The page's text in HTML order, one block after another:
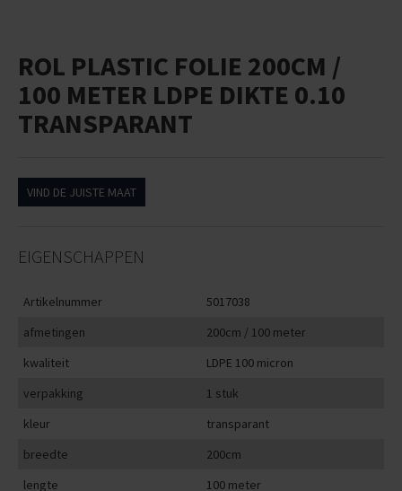
ROL PLASTIC FOLIE 200CM /
100 METER LDPE DIKTE 0.10
TRANSPARANT
VIND DE JUISTE MAAT
EIGENSCHAPPEN
Artikelnummer
5017038
afmetingen
200cm / 100 meter
kwaliteit
LDPE 100 micron
verpakking
1 stuk
kleur
transparant
breedte
200cm
lengte
100 meter